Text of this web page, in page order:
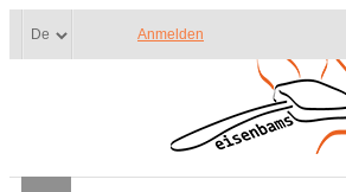
Anmelden